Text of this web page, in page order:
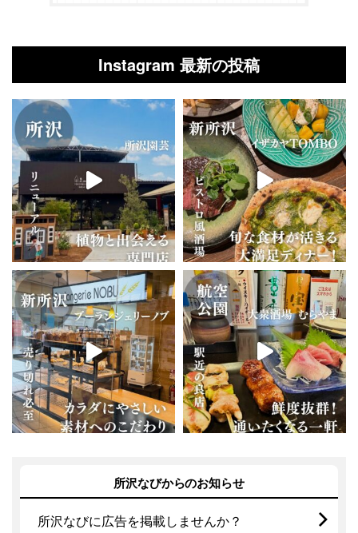
Instagram 最新の投稿
所沢なびからのお知らせ
所沢なびに広告を掲載しませんか？